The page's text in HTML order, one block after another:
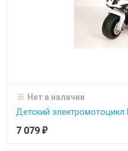
Нет в наличии
Детский электромотоцикл
7 079 ₽